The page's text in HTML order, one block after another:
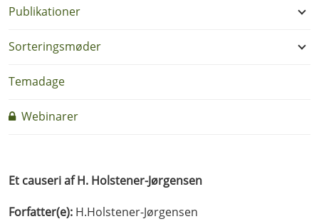
Publikationer
Sorteringsmøder
Temadage
Webinarer
Et causeri af H. Holstener-Jørgensen
Forfatter(e): H.Holstener-Jørgensen